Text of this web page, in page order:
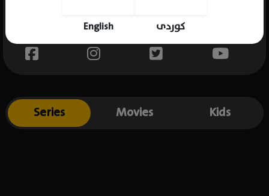
English کوردی
Place of birth : Mexico
Series Movies Kids